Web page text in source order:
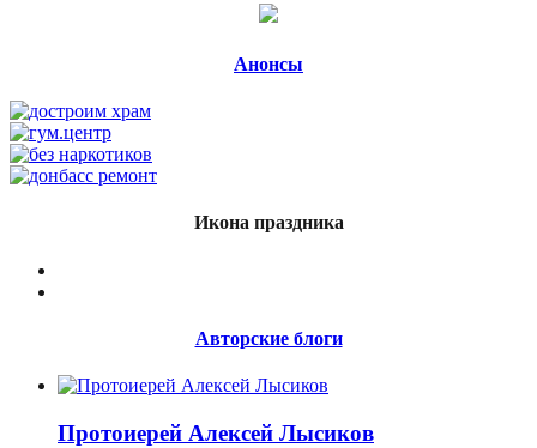
Анонсы
Икона праздника
Авторские блоги
Протоиерей Алексей Лысиков